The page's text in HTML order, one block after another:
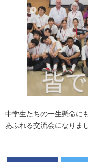
中学生たちの一生懸命に
あふれる交流会になりま